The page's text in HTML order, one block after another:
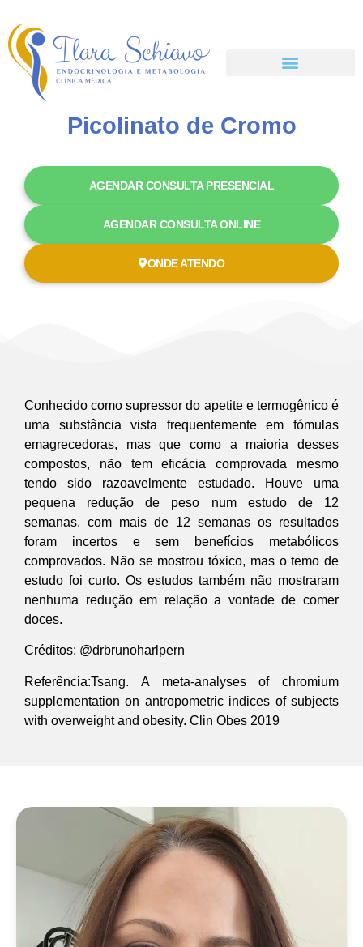
Picolinato de Cromo
AGENDAR CONSULTA PRESENCIAL
AGENDAR CONSULTA ONLINE
ONDE ATENDO
Conhecido como supressor do apetite e termogênico é
uma substância vista frequentemente em fómulas
emagrecedoras, mas que como a maioria desses
compostos, não tem eficácia comprovada mesmo
tendo sido razoavelmente estudado. Houve uma
pequena redução de peso num estudo de 12
semanas. com mais de 12 semanas os resultados
foram incertos e sem benefícios metabólicos
comprovados. Não se mostrou tóxico, mas o temo de
estudo foi curto. Os estudos também não mostraram
nenhuma redução em relação a vontade de comer
doces.
Créditos: @drbrunoharlpern
Referência:Tsang. A meta-analyses of chromium
supplementation on antropometric indices of subjects
with overweight and obesity. Clin Obes 2019